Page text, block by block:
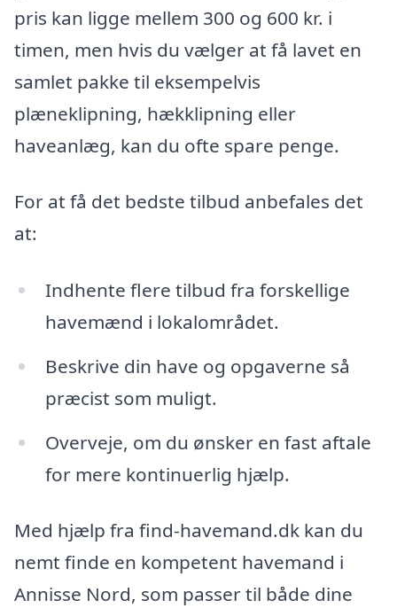
pris kan ligge mellem 300 og 600 kr. i
timen, men hvis du vælger at få lavet en
samlet pakke til eksempelvis
plæneklipning, hækklipning eller
haveanlæg, kan du ofte spare penge.
For at få det bedste tilbud anbefales det
at:
Indhente flere tilbud fra forskellige
havemænd i lokalområdet.
Beskrive din have og opgaverne så
præcist som muligt.
Overveje, om du ønsker en fast aftale
for mere kontinuerlig hjælp.
Med hjælp fra find-havemand.dk kan du
nemt finde en kompetent havemand i
Annisse Nord, som passer til både dine